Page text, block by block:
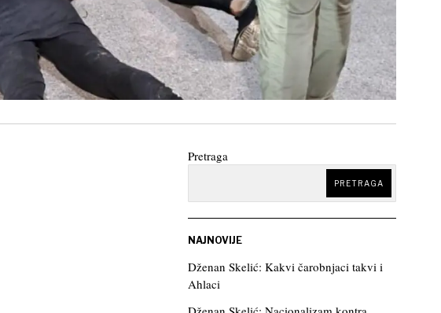
Pretraga
PRETRAGA
NAJNOVIJE
Dženan Skelić: Kakvi čarobnjaci takvi i
Ahlaci